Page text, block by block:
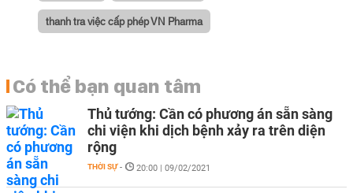
thanh tra việc cấp phép VN Pharma
Có thể bạn quan tâm
Thủ tướng: Cần có phương án sẵn sàng
chi viện khi dịch bệnh xảy ra trên diện
rộng
THỜI SỰ - 20:00 | 09/02/2021